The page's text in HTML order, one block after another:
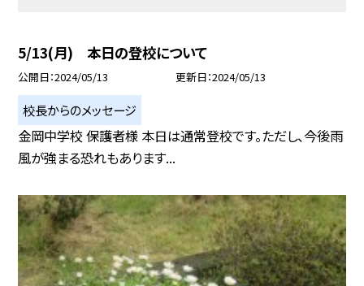
5/13(月) 本日の登校について
公開日 2024/05/13 更新日 2024/05/13
校長からのメッセージ
金岡中学校 保護者様 本日は通常登校です。ただし、今後雨
風が強まる恐れもあります...